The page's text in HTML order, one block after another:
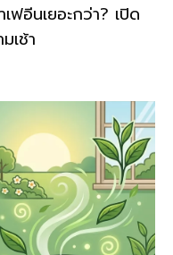
ฟอีนเยอะกว่า? เปิด
เช้า